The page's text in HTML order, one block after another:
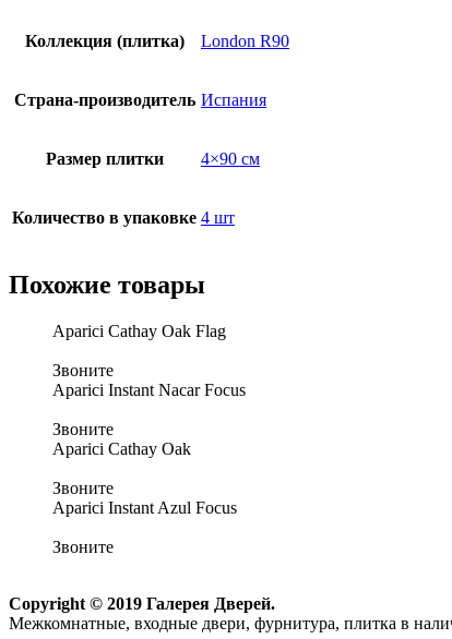
Коллекция (плитка) London R90
Страна-производитель Испания
Размер плитки 4×90 см
Количество в упаковке 4 шт
Похожие товары
Aparici Cathay Oak Flag
Звоните
Aparici Instant Nacar Focus
Звоните
Aparici Cathay Oak
Звоните
Aparici Instant Azul Focus
Звоните
Copyright © 2019 Галерея Дверей.
Межкомнатные, входные двери, фурнитура, плитка в